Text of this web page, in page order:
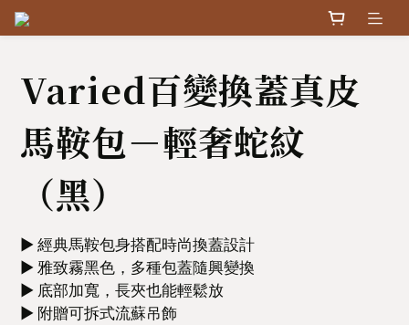
Varied百變換蓋真皮
馬鞍包－輕奢蛇紋
（黑）
▶︎ 經典馬鞍包身搭配時尚換蓋設計
▶︎ 雅致霧黑色，多種包蓋隨興變換
▶︎ 底部加寬，長夾也能輕鬆放
▶︎ 附贈可拆式流蘇吊飾